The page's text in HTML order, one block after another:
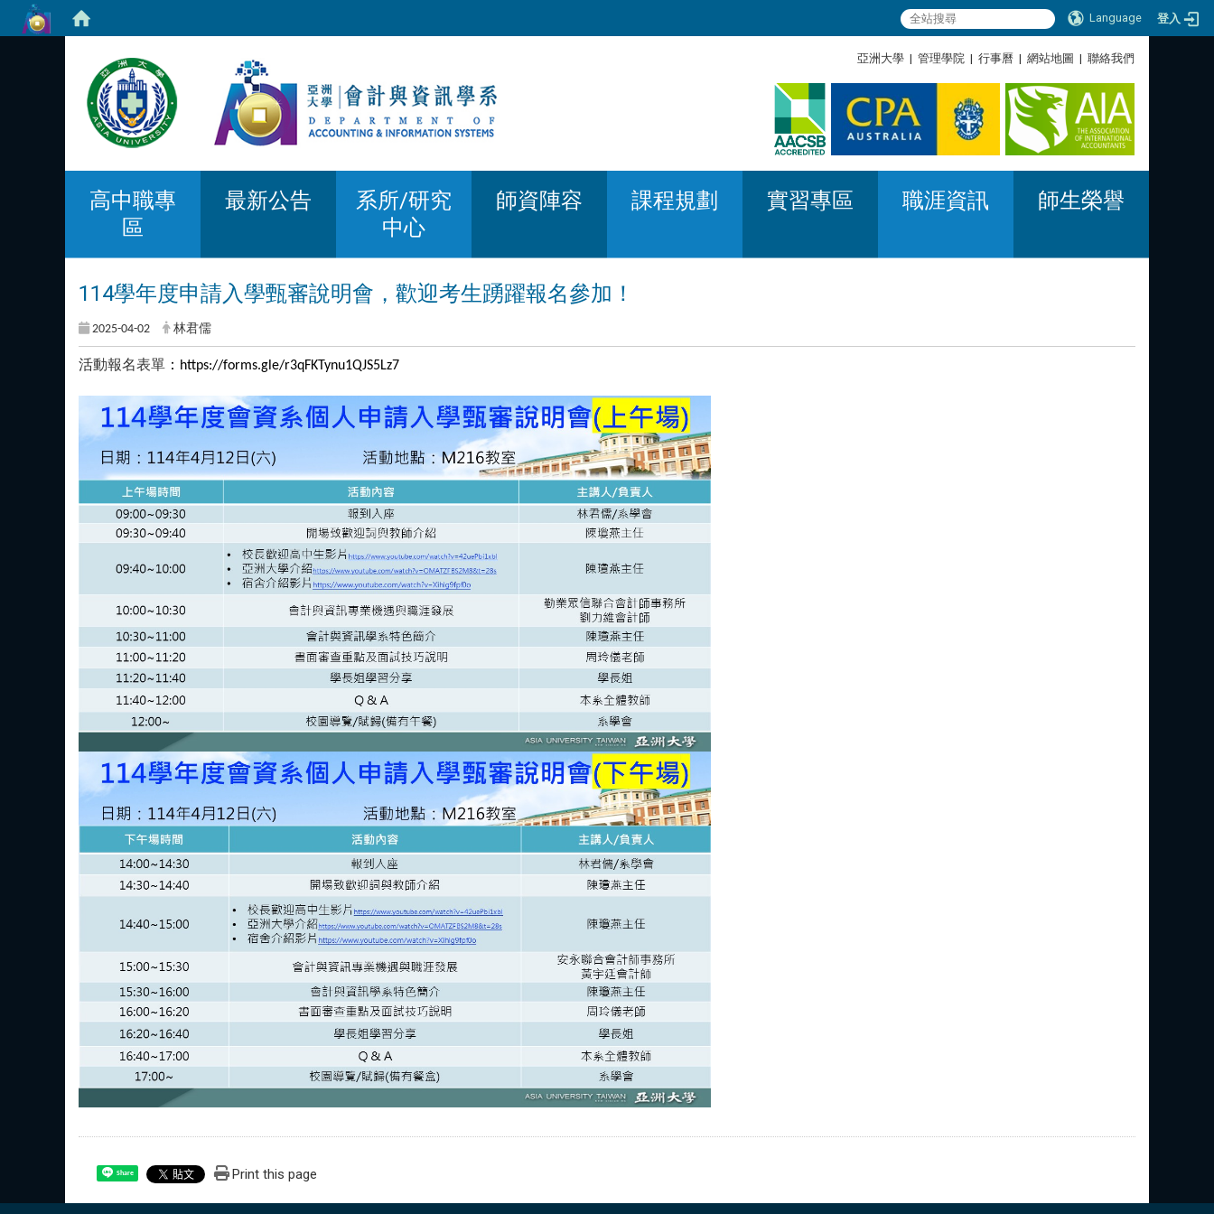
Language 登入
:::
亞洲大學 | 管理學院 | 行事曆 | 網站地圖 | 聯絡我們
高中職專
區
最新公告
系所/研究
中心
師資陣容 課程規劃 實習專區 職涯資訊 師生榮譽
114學年度申請入學甄審說明會，歡迎考生踴躍報名參加！
2025-04-02 林君儒
活動報名表單 ： https://forms.gle/r3qFKTynu1QJS5Lz7
Share Print this page